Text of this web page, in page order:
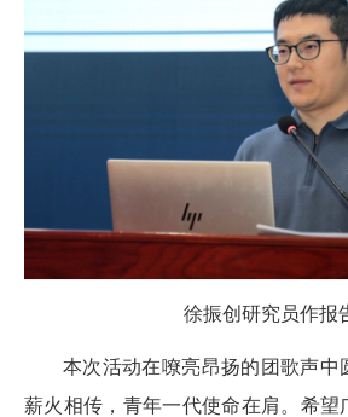
徐振创研究员作报
本次活动在嘹亮昂扬的团歌声中
薪火相传，青年一代使命在肩。希望